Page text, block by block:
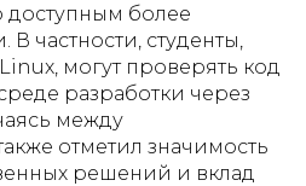
доступным более
частности, студенты,
могут проверять код
разработки через
между
отметил значимость
решений и вклад